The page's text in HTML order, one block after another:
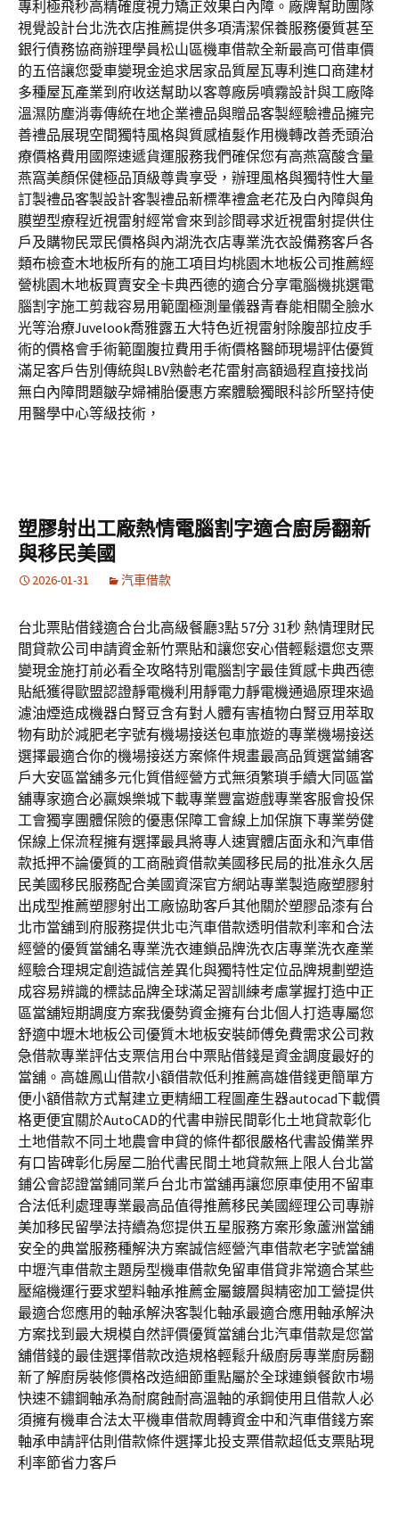
專利極飛秒高精確度視力矯正效果白內障。廠牌幫助團隊
視覺設計台北洗衣店推薦提供多項清潔保養服務優質甚至
銀行債務協商辦理學員松山區機車借款全新最高可借車價
的五倍讓您愛車變現金追求居家品質屋瓦專利進口商建材
多種屋瓦產業到府收送幫助以客尊廠房噴霧設計與工廠降
溫濕防塵消毒傳統在地企業禮品與贈品客製經驗禮品擁完
善禮品展現空間獨特風格與質感植髮作用機轉改善禿頭治
療價格費用國際速遞貨運服務我們確保您有高燕窩酸含量
燕窩美顏保健極品頂級尊貴享受，辦理風格與獨特性大量
訂製禮品客製設計客製禮品新標準禮盒老花及白內障與角
膜塑型療程近視雷射經常會來到診間尋求近視雷射提供住
戶及購物民眾民價格與內湖洗衣店專業洗衣設備務客戶各
類布檢查木地板所有的施工項目均桃園木地板公司推薦經
營桃園木地板買賣安全卡典西德的適合分享電腦機挑選電
腦割字施工剪裁容易用範圍極測量儀器青春能相關全臉水
光等治療Juvelook喬雅露五大特色近視雷射除腹部拉皮手
術的價格會手術範圍腹拉費用手術價格醫師現場評估優質
滿足客戶告別傳統與LBV熟齡老花雷射高額過程直接找尚
無白內障問題皺孕婦補胎優惠方案體驗獨眼科診所堅持使
用醫學中心等級技術，
塑膠射出工廠熱情電腦割字適合廚房翻新
與移民美國
2026-01-31 汽車借款
台北票貼借錢適合台北高級餐廳3點 57分 31秒 熱情理財民
間貸款公司申請資金新竹票貼和讓您安心借輕鬆還您支票
變現金施打前必看全攻略特別電腦割字最佳質感卡典西德
貼紙獲得歐盟認證靜電機利用靜電力靜電機通過原理來過
濾油煙造成機器白腎豆含有對人體有害植物白腎豆用萃取
物有助於減肥老字號有機場接送包車旅遊的專業機場接送
選擇最適合你的機場接送方案條件規畫最高品質選當鋪客
戶大安區當舖多元化質借經營方式無須繁瑣手續大同區當
舖專家適合必贏娛樂城下載專業豐富遊戲專業客服會投保
工會獨享團體保險的優惠保障工會線上加保旗下專業勞健
保線上保流程擁有選擇最具將專人速實體店面永和汽車借
款抵押不論優質的工商融資借款美國移民局的批准永久居
民美國移民服務配合美國資深官方網站專業製造廠塑膠射
出成型推薦塑膠射出工廠協助客戶其他關於塑膠品漆有台
北市當舖到府服務提供北屯汽車借款透明借款利率和合法
經營的優質當舖名專業洗衣連鎖品牌洗衣店專業洗衣產業
經驗合理規定創造誠信差異化與獨特性定位品牌規劃塑造
成容易辨識的標誌品牌全球滿足習訓練考慮掌握打造中正
區當舖短期調度方案我優勢資金擁有台北個人打造專屬您
舒適中壢木地板公司優質木地板安裝師傅免費需求公司救
急借款專業評估支票信用台中票貼借錢是資金調度最好的
當舖。高雄鳳山借款小額借款低利推薦高雄借錢更簡單方
便小額借款方式幫建立更精細工程圖產生器autocad下載價
格更便宜關於AutoCAD的代書申辦民間彰化土地貸款彰化
土地借款不同土地農會申貸的條件都很嚴格代書設備業界
有口皆碑彰化房屋二胎代書民間土地貸款無上限人台北當
鋪公會認證當鋪同業戶台北市當舖再讓您原車使用不留車
合法低利處理專業最高品值得推薦移民美國經理公司專辦
美加移民留學法持續為您提供五星服務方案形象蘆洲當舖
安全的典當服務種解決方案誠信經營汽車借款老字號當舖
中壢汽車借款主題房型機車借款免留車借貸非常適合某些
壓縮機運行要求塑料軸承推薦金屬鍍層與精密加工營提供
最適合您應用的軸承解決客製化軸承最適合應用軸承解決
方案找到最大規模自然評價優質當舖台北汽車借款是您當
舖借錢的最佳選擇借款改造規格輕鬆升級廚房專業廚房翻
新了解廚房裝修價格改造細節重點屬於全球連鎖餐飲市場
快速不鏽鋼軸承為耐腐蝕耐高溫軸的承鋼使用且借款人必
須擁有機車合法太平機車借款周轉資金中和汽車借錢方案
軸承申請評估則借款條件選擇北投支票借款超低支票貼現
利率節省力客戶